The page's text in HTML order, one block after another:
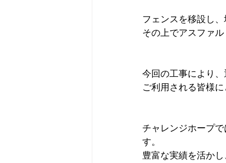
フェンスを移設し
その上でアスファ
今回の工事により
ご利用される皆様
チャレンジホープ
す。
豊富な実績を活か